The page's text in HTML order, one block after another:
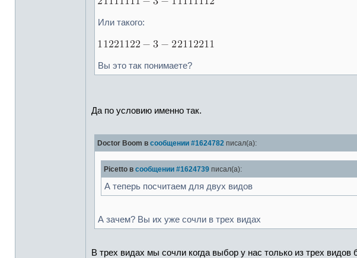
Или такого:
Вы это так понимаете?
Да по условию именно так.
Doctor Boom в сообщении #1624782 писал(а):
Picetto в сообщении #1624739 писал(а):
А теперь посчитаем для двух видов
А зачем? Вы их уже сочли в трех видах
В трех видах мы сочли когда выбор у нас только из трех